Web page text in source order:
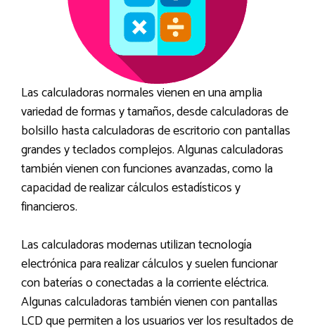
Las calculadoras normales vienen en una amplia
variedad de formas y tamaños, desde calculadoras de
bolsillo hasta calculadoras de escritorio con pantallas
grandes y teclados complejos. Algunas calculadoras
también vienen con funciones avanzadas, como la
capacidad de realizar cálculos estadísticos y
financieros.
Las calculadoras modernas utilizan tecnología
electrónica para realizar cálculos y suelen funcionar
con baterías o conectadas a la corriente eléctrica.
Algunas calculadoras también vienen con pantallas
LCD que permiten a los usuarios ver los resultados de